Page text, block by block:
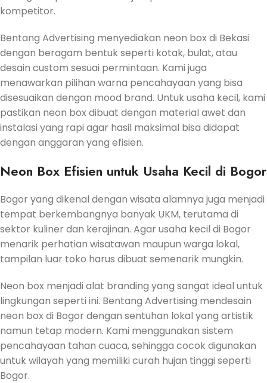
kompetitor.
Bentang Advertising menyediakan neon box di Bekasi
dengan beragam bentuk seperti kotak, bulat, atau
desain custom sesuai permintaan. Kami juga
menawarkan pilihan warna pencahayaan yang bisa
disesuaikan dengan mood brand. Untuk usaha kecil, kami
pastikan neon box dibuat dengan material awet dan
instalasi yang rapi agar hasil maksimal bisa didapat
dengan anggaran yang efisien.
Neon Box Efisien untuk Usaha Kecil di Bogor
Bogor yang dikenal dengan wisata alamnya juga menjadi
tempat berkembangnya banyak UKM, terutama di
sektor kuliner dan kerajinan. Agar usaha kecil di Bogor
menarik perhatian wisatawan maupun warga lokal,
tampilan luar toko harus dibuat semenarik mungkin.
Neon box menjadi alat branding yang sangat ideal untuk
lingkungan seperti ini. Bentang Advertising mendesain
neon box di Bogor dengan sentuhan lokal yang artistik
namun tetap modern. Kami menggunakan sistem
pencahayaan tahan cuaca, sehingga cocok digunakan
untuk wilayah yang memiliki curah hujan tinggi seperti
Bogor.